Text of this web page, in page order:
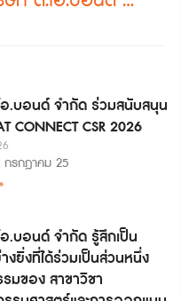
.บอนด์ จำกัด ร่วมสนับสนุน
CONNECT CSR 2026
กรกฎาคม 25
.บอนด์ จำกัด รู้สึกเป็น
งยิ่งที่ได้ร่วมเป็นส่วนหนึ่ง
มของ สาขาวิชา